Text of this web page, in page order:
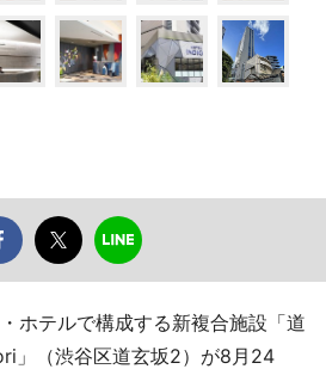
ホテルで構成する新複合施設「道
」（渋谷区道玄坂2）が8月24